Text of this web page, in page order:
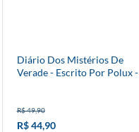
Diário Dos Mistérios De
Verade - Escrito Por Polux -
R$ 49,90
R$ 44,90